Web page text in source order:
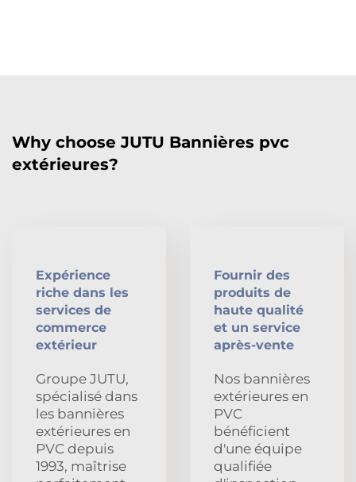
Why choose JUTU Bannières pvc
extérieures?
Expérience
riche dans les
services de
commerce
extérieur
Groupe JUTU,
spécialisé dans
les bannières
extérieures en
PVC depuis
1993, maîtrise
Fournir des
produits de
haute qualité
et un service
après-vente
Nos bannières
extérieures en
PVC
bénéficient
d'une équipe
qualifiée